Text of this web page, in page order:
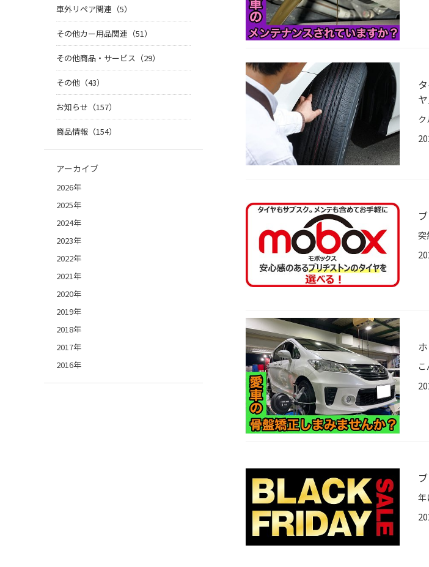
車外リペア関連（5）
その他カー用品関連（51）
その他商品・サービス（29）
その他（43）
お知らせ（157）
商品情報（154）
アーカイブ
2026年
2025年
2024年
2023年
2022年
2021年
2020年
2019年
2018年
2017年
2016年